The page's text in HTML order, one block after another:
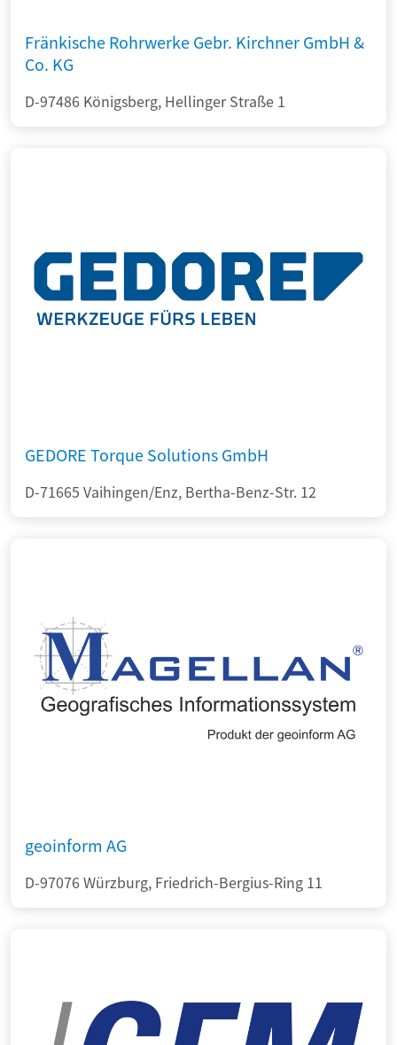
Fränkische Rohrwerke Gebr. Kirchner GmbH &
Co. KG
D-97486 Königsberg, Hellinger Straße 1
GEDORE Torque Solutions GmbH
D-71665 Vaihingen/Enz, Bertha-Benz-Str. 12
geoinform AG
D-97076 Würzburg, Friedrich-Bergius-Ring 11